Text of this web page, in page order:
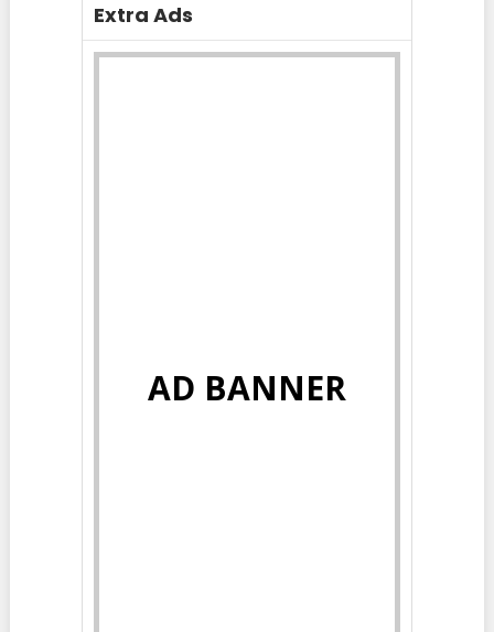
Extra Ads
AD BANNER